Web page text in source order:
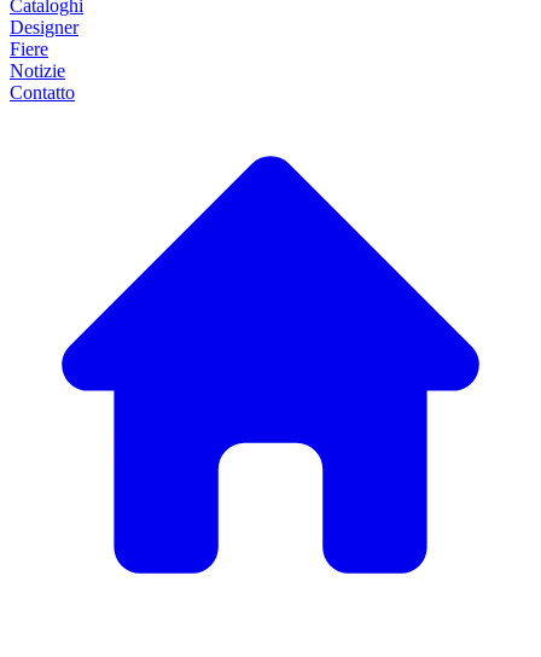
Cataloghi
Designer
Fiere
Notizie
Contatto